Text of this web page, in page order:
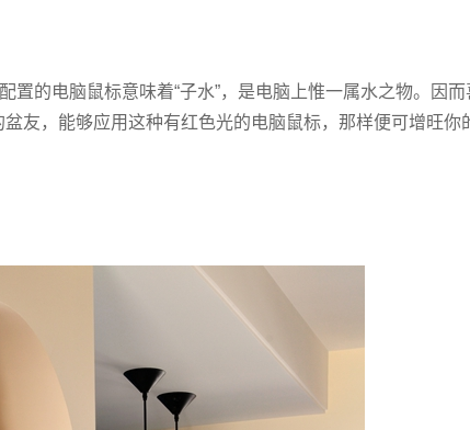
置的电脑鼠标意味着“子水”，是电脑上惟一属水之物。因
友，能够应用这种有红色光的电脑鼠标，那样便可增旺你